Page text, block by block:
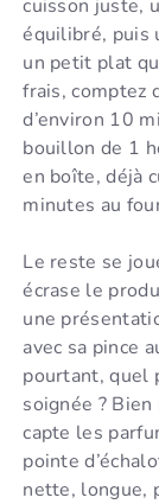
cuisson juste,
équilibré, puis
un petit plat
frais, comptez
d’environ 10
bouillon de 1
en boîte, déjà
minutes au
Le reste se
écrase le
une
avec sa pince
pourtant, quel
soignée ?
capte les
pointe
nette, longue,